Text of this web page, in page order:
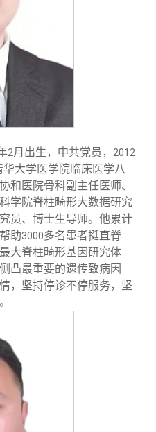
2月出生，中共党员， 2012
华大学医学院临床医学八
和医院骨科副主任医师、
学院脊柱畸形大数据研究
员、博士生导师。他累计
助3000多名患者挺直脊
大脊柱畸形基因研究体
凸最重要的遗传致病因
，坚持停诊不停服务，坚